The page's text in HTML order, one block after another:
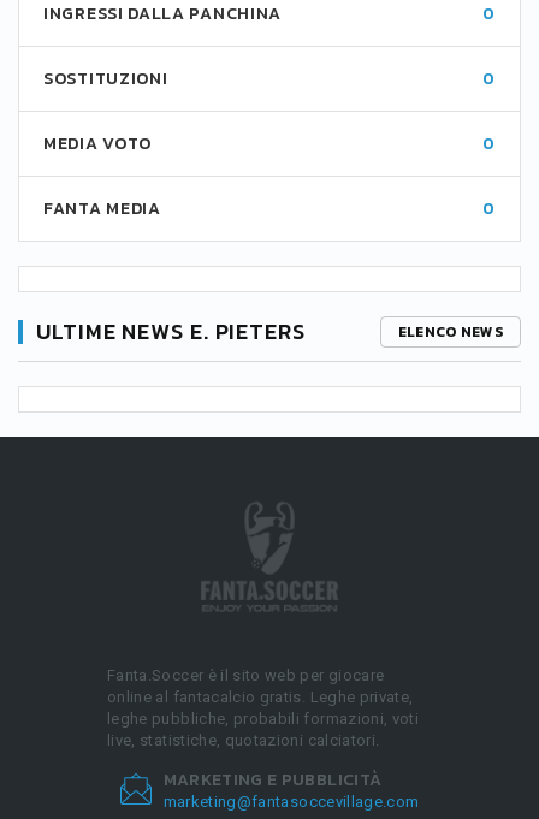
INGRESSI DALLA PANCHINA 0
SOSTITUZIONI 0
MEDIA VOTO 0
FANTA MEDIA 0
ULTIME NEWS E. PIETERS ELENCO NEWS
Fanta.Soccer è il sito web per giocare
online al fantacalcio gratis. Leghe private,
leghe pubbliche, probabili formazioni, voti
live, statistiche, quotazioni calciatori.
MARKETING E PUBBLICITÀ
marketing@fantasoccevillage.com